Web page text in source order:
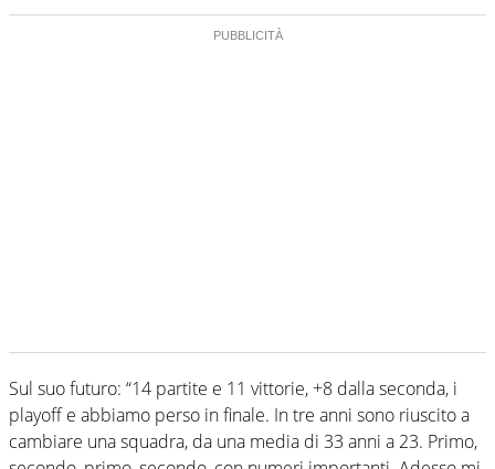
Sul suo futuro: “14 partite e 11 vittorie, +8 dalla seconda, i
playoff e abbiamo perso in finale. In tre anni sono riuscito a
cambiare una squadra, da una media di 33 anni a 23. Primo,